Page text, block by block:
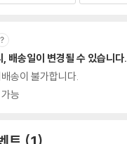
배송일이 변경될 수 있습니다.
송이 불가합니다.
능